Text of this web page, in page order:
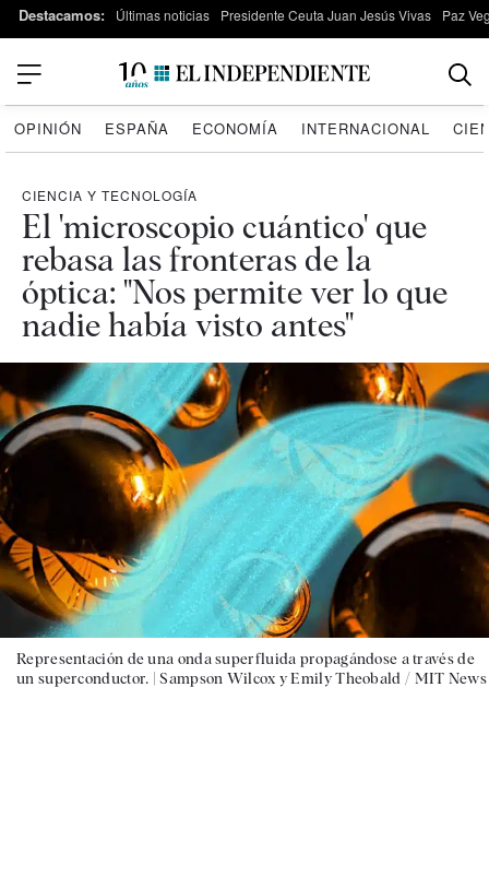
Destacamos: Últimas noticias Presidente Ceuta Juan Jesús Vivas Paz
OPINIÓN ESPAÑA ECONOMÍA INTERNACIONAL
CIENCIA Y TECNOLOGÍA
El 'microscopio cuántico' que
rebasa las fronteras de la
óptica: "Nos permite ver lo que
nadie había visto antes"
Representación de una onda superfluida propagándose a través de
un superconductor. |Sampson Wilcox y Emily Theobald / MIT News